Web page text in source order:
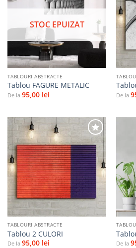
Adaugă
favorite
STOC EPUIZAT
TABLOURI ABSTRACTE
Tablou FAGURE METALIC
De la 95,00 lei De la
Adaugă
la
favorite
TABLOURI ABSTRACTE
Tablou 2 CULORI
De la 95,00 lei De la